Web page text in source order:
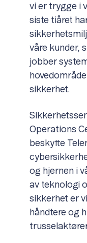
vi er trygge i
siste tiåret
våre kunder,
jobber
sikkerhet.
Operations
beskytte
og hjernen i
av teknologi
sikkerhet er
håndtere og